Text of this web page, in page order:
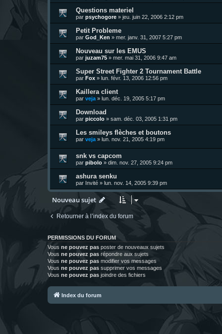
Questions materiel
par psychogore » jeu. juin 22, 2006 2:12 pm
Petit Probleme
par God_Ken » mer. janv. 31, 2007 5:27 pm
Nouveau sur les EMUS
par juzam75 » mer. mai 31, 2006 9:47 am
Super Street Fighter 2 Tournament Battle
par Fox » lun. févr. 13, 2006 12:56 pm
Kaillera client
par veja » lun. déc. 19, 2005 5:17 pm
Download
par piccolo » sam. déc. 03, 2005 1:31 pm
Les smileys flèches et boutons
par veja » lun. nov. 21, 2005 4:19 pm
snk vs capcom
par pibolo » dim. nov. 27, 2005 9:24 pm
ashura senku
par Invité » lun. nov. 14, 2005 9:39 pm
Nouveau sujet
Retourner à l’index du forum
PERMISSIONS DU FORUM
Vous ne pouvez pas poster de nouveaux sujets
Vous ne pouvez pas répondre aux sujets
Vous ne pouvez pas modifier vos messages
Vous ne pouvez pas supprimer vos messages
Vous ne pouvez pas joindre des fichiers
Index du forum